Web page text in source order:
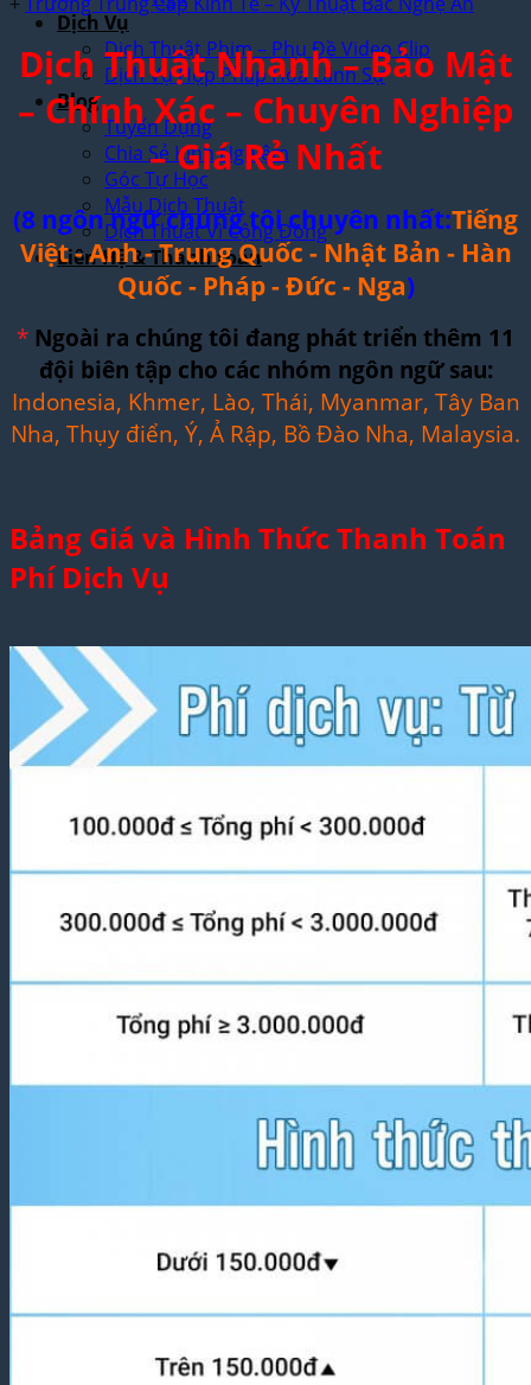
Dịch Vụ
Dịch Thuật Phim – Phụ Đề Video Clip
Dịch Vụ Hợp Pháp Hóa Lãnh Sự
Blog
Tuyển Dụng
Chia Sẻ Kinh Nghiệm
Góc Tự Học
Mẫu Dịch Thuật
Dịch Thuật Vì Cộng Đồng
Liên Hệ & Thanh toán
Dịch Thuật Nhanh – Bảo Mật
– Chính Xác – Chuyên Nghiệp
– Giá Rẻ Nhất
(8 ngôn ngữ chúng tôi chuyên nhất:Tiếng
Việt - Anh - Trung Quốc - Nhật Bản - Hàn
Quốc - Pháp - Đức - Nga)
* Ngoài ra chúng tôi đang phát triển thêm 11
đội biên tập cho các nhóm ngôn ngữ sau:
Indonesia, Khmer, Lào, Thái, Myanmar, Tây Ban
Nha, Thụy điển, Ý, Ả Rập, Bồ Đào Nha, Malaysia.
Bảng Giá và Hình Thức Thanh Toán
Phí Dịch Vụ